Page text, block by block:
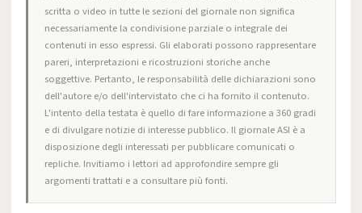
scritta o video in tutte le sezioni del giornale non significa
necessariamente la condivisione parziale o integrale dei
contenuti in esso espressi. Gli elaborati possono rappresentare
pareri, interpretazioni e ricostruzioni storiche anche
soggettive. Pertanto, le responsabilità delle dichiarazioni sono
dell'autore e/o dell'intervistato che ci ha fornito il contenuto.
L'intento della testata è quello di fare informazione a 360 gradi
e di divulgare notizie di interesse pubblico. Il giornale ASI è a
disposizione degli interessati per pubblicare comunicati o
repliche. Invitiamo i lettori ad approfondire sempre gli
argomenti trattati e a consultare più fonti.